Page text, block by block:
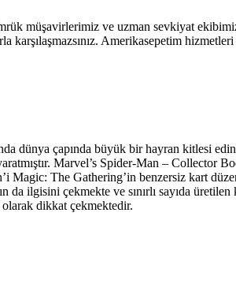
müşavirlerimiz ve uzman sevkiyat
karşılaşmazsınız. Amerikasepetim
dünya çapında büyük bir hayran kitlesi
Marvel’s Spider-Man – Collector
Magic: The Gathering’in benzersiz kart
ilgisini çekmekte ve sınırlı sayıda üretilen
dikkat çekmektedir.